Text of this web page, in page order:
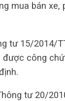
mua bán xe,
tư 15/2014/
được công
tư 20/